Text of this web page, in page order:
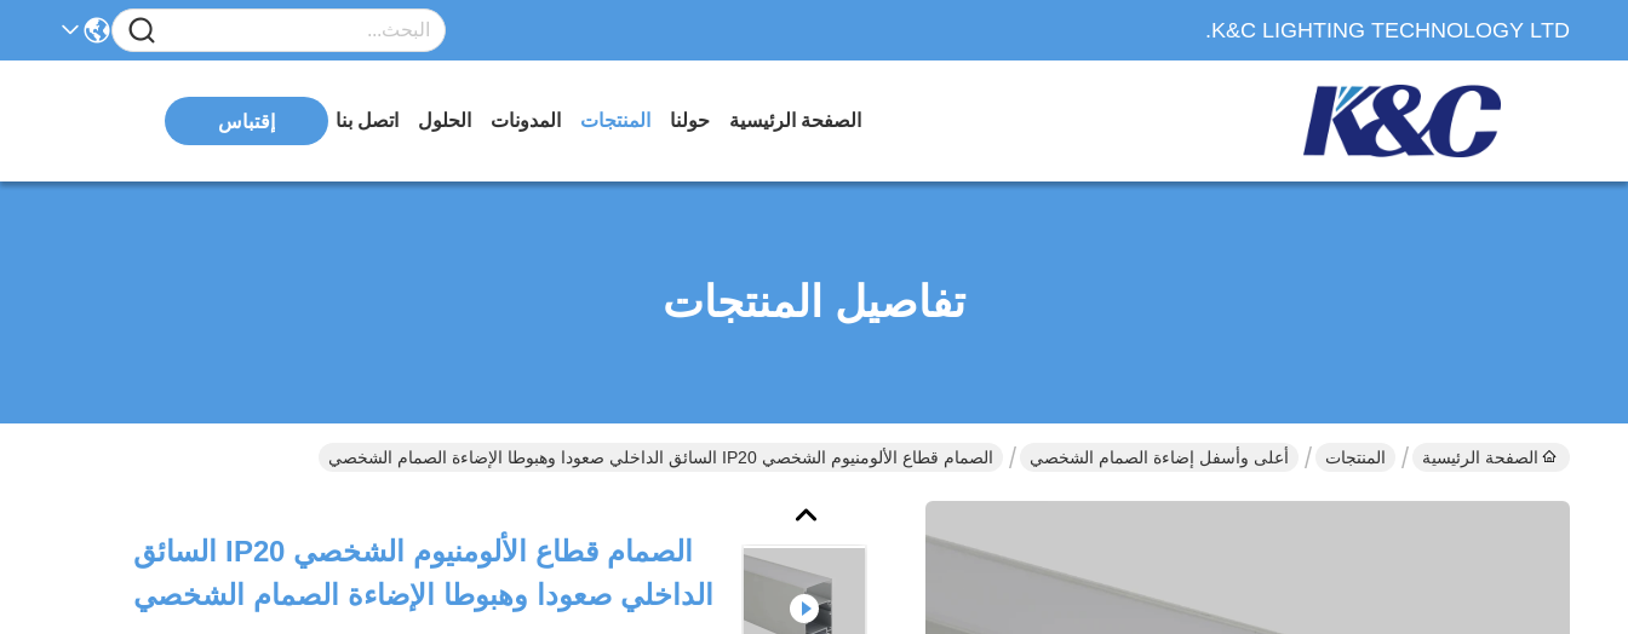
K&C LIGHTING TECHNOLOGY LTD.
الصفحة الرئيسية حولنا المنتجات المدونات الحلول اتصل بنا إقتباس
تفاصيل المنتجات
الصفحة الرئيسية المنتجات أعلى وأسفل إضاءة الصمام الشخصي الصمام قطاع الألومنيوم الشخصي IP20 السائق الداخلي صعودا وهبوطا الإضاءة الصمام الشخصي
الصمام قطاع الألومنيوم الشخصي IP20 السائق
الداخلي صعودا وهبوطا الإضاءة الصمام الشخصي